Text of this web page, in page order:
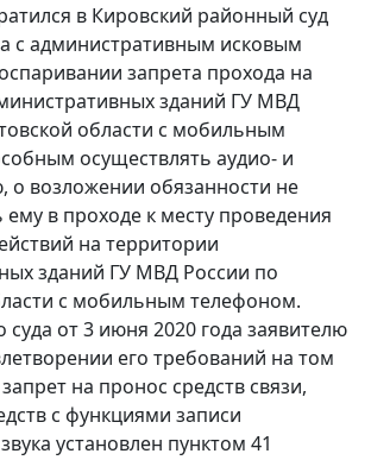
в Кировский районный суд
с административным исковым
запрета прохода на
зданий ГУ МВД
области с мобильным
осуществлять аудио- и
о возложении обязанности не
ему в проходе к месту проведения
на территории
зданий ГУ МВД России по
с мобильным телефоном.
от 3 июня 2020 года заявителю
его требований на том
на пронос средств связи,
с функциями записи
установлен пунктом 41